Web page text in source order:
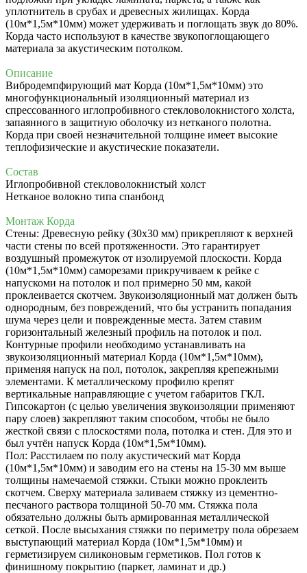
уплотнитель в срубах и древесных жилищах. Корда
(10м*1,5м*10мм) может удерживать и поглощать звук до 80%.
Корда часто используют в качестве звукопоглощающего
материала за акустическим потолком.
Описание
Вибродемпфирующий мат Корда (10м*1,5м*10мм) это
многофункциональный изоляционный материал из
спрессованного иглопробивного стекловолокнистого холста,
запаянного в защитную оболочку из нетканого полотна.
Корда при своей незначительной толщине имеет высокие
теплофизические и акустические показатели.
Состав
Иглопробивной стекловолокнистый холст
Нетканое волокно типа спанбонд
Монтаж Корда
Стены: Древесную рейку (30х30 мм) прикрепляют к верхней
части стены по всей протяженности. Это гарантирует
воздушный промежуток от изолируемой плоскости. Корда
(10м*1,5м*10мм) саморезами прикручиваем к рейке с
напускоми на потолок и пол примерно 50 мм, какой
проклеивается скотчем. Звукоизоляционный мат должен быть
однородным, без повреждений, что бы устранить попадания
шума через цели и поврежденные места. Затем ставим
горизонтальный железный профиль на потолок и пол.
Контурные профили необходимо устанавливать на
звукоизоляционный материал Корда (10м*1,5м*10мм),
применяя напуск на пол, потолок, закрепляя крепежными
элементами. К металлическому профилю крепят
вертикальные направляющие с учетом габаритов ГКЛ.
Гипсокартон (с целью увеличения звукоизоляции применяют
пару слоев) закрепляют таким способом, чтобы не было
жесткой связи с плоскостями пола, потолка и стен. Для это и
был учтён напуск Корда (10м*1,5м*10мм).
Пол: Расстилаем по полу акустический мат Корда
(10м*1,5м*10мм) и заводим его на стены на 15-30 мм выше
толщины намечаемой стяжки. Стыки можно проклеить
скотчем. Сверху материала заливаем стяжку из цементно-
песчаного раствора толщиной 50-70 мм. Стяжка пола
обязательно должны быть армированная металлической
сеткой. После высыхания стяжки по периметру пола обрезаем
выступающий материал Корда (10м*1,5м*10мм) и
герметизируем силиконовым герметиков. Пол готов к
финишному покрытию (паркет, ламинат и др.)